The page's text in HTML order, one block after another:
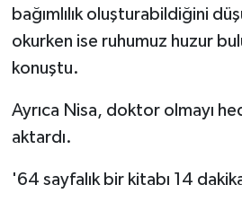
bağımlılık oluşturabildiğini
okurken ise ruhumuz huzur
konuştu.
Ayrıca Nisa, doktor olmayı
aktardı.
'64 sayfalık bir kitabı 14